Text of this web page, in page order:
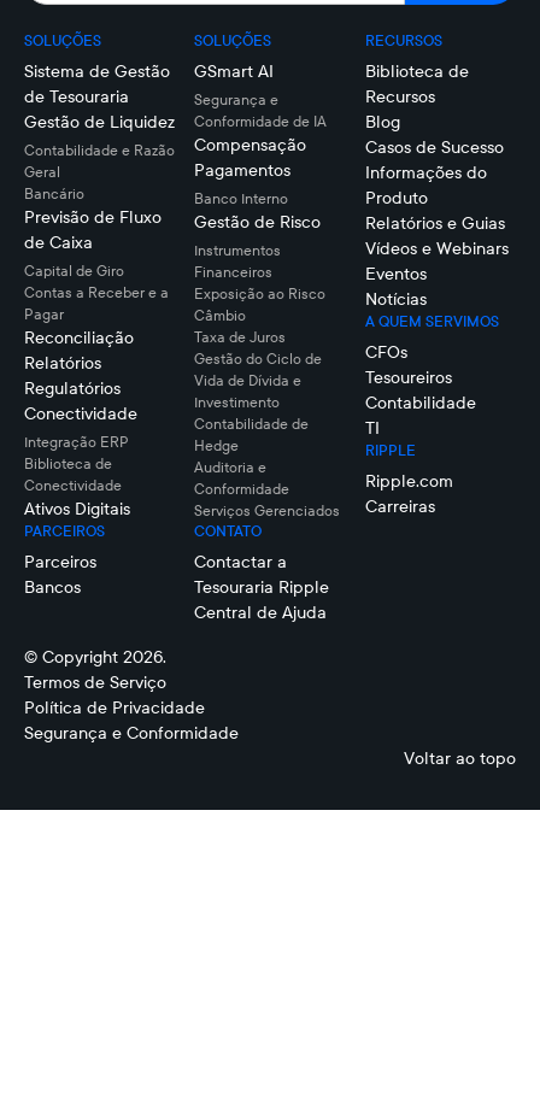
SOLUÇÕES
Sistema de Gestão
de Tesouraria
Gestão de Liquidez
Contabilidade e Razão
Geral
Bancário
Previsão de Fluxo
de Caixa
Capital de Giro
Contas a Receber e a
Pagar
Reconciliação
Relatórios
Regulatórios
Conectividade
Integração ERP
Biblioteca de
Conectividade
Ativos Digitais
PARCEIROS
Parceiros
Bancos
SOLUÇÕES
GSmart AI
Segurança e
Conformidade de IA
Compensação
Pagamentos
Banco Interno
Gestão de Risco
Instrumentos
Financeiros
Exposição ao Risco
Câmbio
Taxa de Juros
Gestão do Ciclo de
Vida de Dívida e
Investimento
Contabilidade de
Hedge
Auditoria e
Conformidade
Serviços Gerenciados
CONTATO
Contactar a
Tesouraria Ripple
Central de Ajuda
RECURSOS
Biblioteca de
Recursos
Blog
Casos de Sucesso
Informações do
Produto
Relatórios e Guias
Vídeos e Webinars
Eventos
Notícias
A QUEM SERVIMOS
CFOs
Tesoureiros
Contabilidade
TI
RIPPLE
Ripple.com
Carreiras
© Copyright 2026.
Termos de Serviço
Política de Privacidade
Segurança e Conformidade
Voltar ao topo